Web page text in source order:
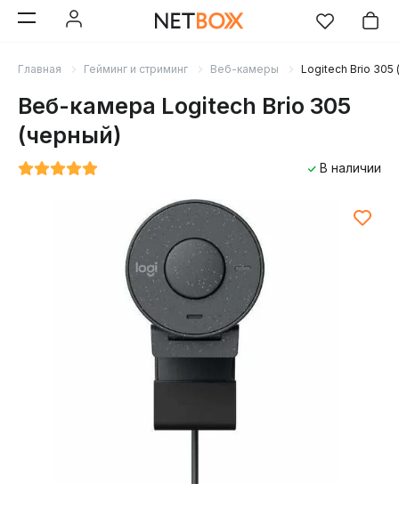
Главная Гейминг и стриминг Веб-камеры Logitech Brio 305
Веб-камера Logitech Brio 305
(черный)
В наличии